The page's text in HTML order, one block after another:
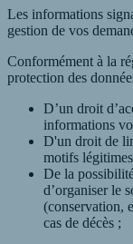
Les informations
gestion de vos
Conformément à la
protection des
D’un droit
informations
D'un droit de
motifs
De la
d’organiser le
(conservation,
cas de décès ;